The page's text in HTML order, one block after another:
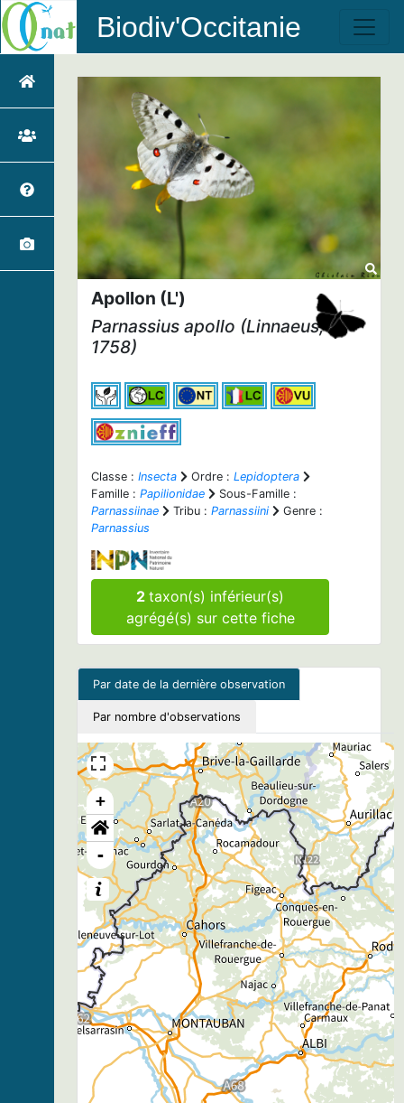
Biodiv'Occitanie
Apollon (L')
Parnassius apollo (Linnaeus,
1758)
Classe : Insecta Ordre : Lepidoptera
Famille : Papilionidae
Sous-Famille :
Parnassiinae
Tribu : Parnassiini
Genre :
Parnassius
2taxon(s) inférieur(s)
agrégé(s) sur cette fiche
Par date de la dernière observation
Par nombre d'observations
+
-